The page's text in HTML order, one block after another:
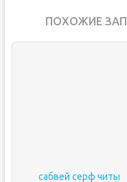
ПОХОЖИЕ
сабвей серф читы